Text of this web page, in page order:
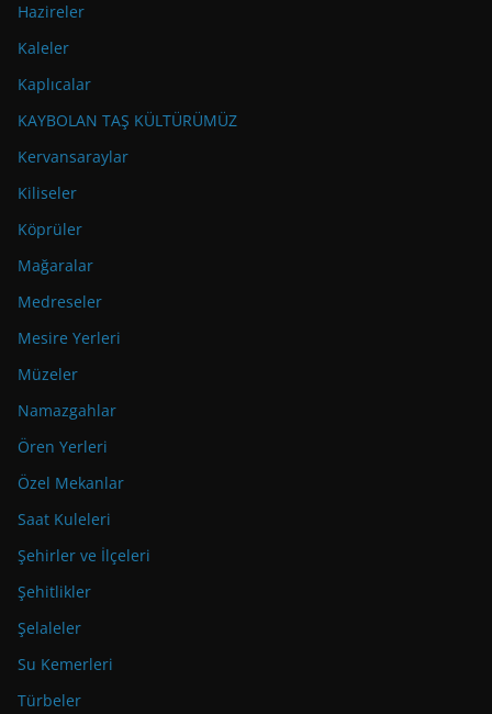
Hazireler
Kaleler
Kaplıcalar
KAYBOLAN TAŞ KÜLTÜRÜMÜZ
Kervansaraylar
Kiliseler
Köprüler
Mağaralar
Medreseler
Mesire Yerleri
Müzeler
Namazgahlar
Ören Yerleri
Özel Mekanlar
Saat Kuleleri
Şehirler ve İlçeleri
Şehitlikler
Şelaleler
Su Kemerleri
Türbeler